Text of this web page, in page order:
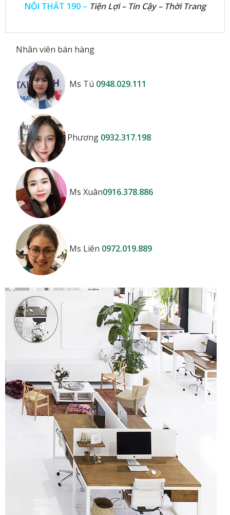
NỘI THẤT 190 – Tiện Lợi – Tin Cậy – Thời Trang
Nhân viên bán hàng
Ms Tú 0948.029.111
Phương 0932.317.198
Ms Xuân0916.378.886
Ms Liên 0972.019.889